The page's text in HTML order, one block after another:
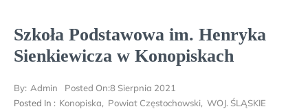
Szkoła Podstawowa im. Henryka
Sienkiewicza w Konopiskach
By: Admin Posted On:8 Sierpnia 2021
Posted In : Konopiska, Powiat Częstochowski, WOJ. ŚLĄSKIE